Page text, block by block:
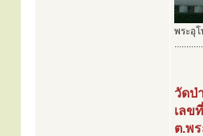
พระอุ
วัดป่
เลข
ต.พ